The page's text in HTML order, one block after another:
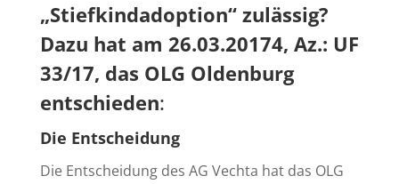
„Stiefkindadoption“ zulässig?
Dazu hat am 26.03.20174, Az.: UF
33/17, das OLG Oldenburg
entschieden:
Die Entscheidung
Die Entscheidung des AG Vechta hat das OLG